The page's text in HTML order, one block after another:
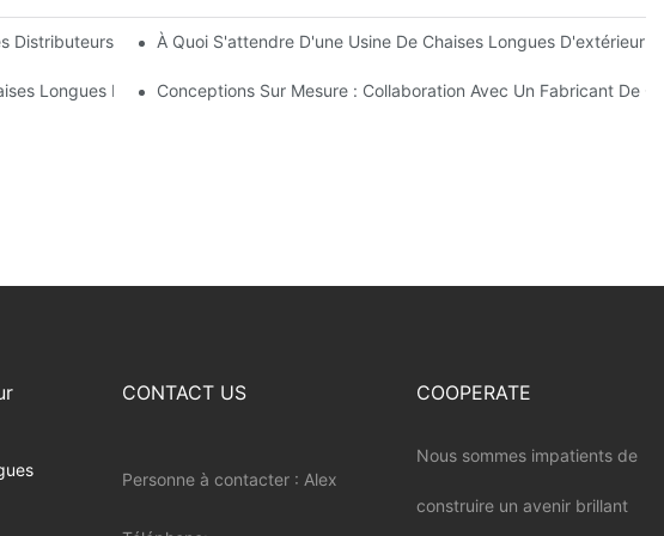
Distributeurs De Parasols De PlageÀ Quoi S'attendre D'une Usine De Chaises Longues D'extérieur
Longues D'extérieurConceptions Sur Mesure : Collaboration Avec Un Fabricant De
CONTACT US
Personne à contacter : Alex
COOPERATE
Nous sommes impatients de
construire un avenir brillant